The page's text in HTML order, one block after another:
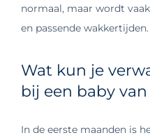
normaal, maar wordt
en passende wakkertijden.
Wat kun je
bij een baby van
In de eerste maanden is